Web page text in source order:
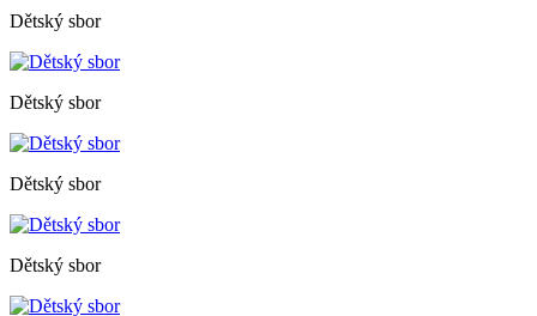
Dětský sbor
Dětský sbor
Dětský sbor
Dětský sbor